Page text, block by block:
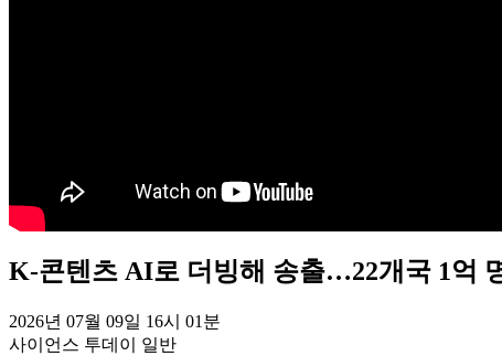
K-콘텐츠 AI로 더빙해 송출…22개국 1억
2026년 07월 09일 16시 01분
사이언스 투데이
일반